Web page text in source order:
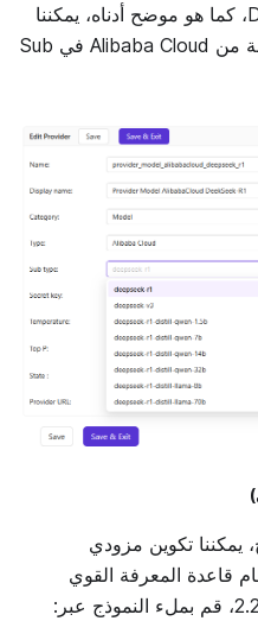
من Alibaba Cloud لـ DeepSeek، كما هو موضح أدناه، يمكننا
رؤية نماذج فرعية مختلفة مدعومة من Alibaba Cloud في Sub
من 2.2.1 و2.2.2 بنجاح، يمكننا تكوين مزودي
قاعدة المعرفة القوي